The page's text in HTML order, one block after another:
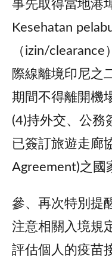
事先取得當地港
Kesehatan
（izin/
際線離境印尼之
期間不得離開機
(4)持外交、公務
已簽訂旅遊走廊
Agreement)之國
參、再次特別提
注意相關入境規
評估個人的疫苗